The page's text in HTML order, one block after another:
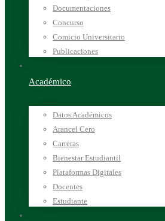
Documentaciones
Concurso
Comicio Universitario
Publicaciones
Académico
Datos Académicos
Arancel Cero
Carreras
Bienestar Estudiantil
Plataformas Digitales
Docentes
Estudiante